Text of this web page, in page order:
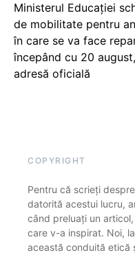
Ministerul Educației
de mobilitate pentru
în care se va face
începând cu 20
adresă oficială
COPYRIGHT
Pentru că scrieți
datorită acestui lucru,
când preluați un
care v-a inspirat. Noi,
această conduită etică